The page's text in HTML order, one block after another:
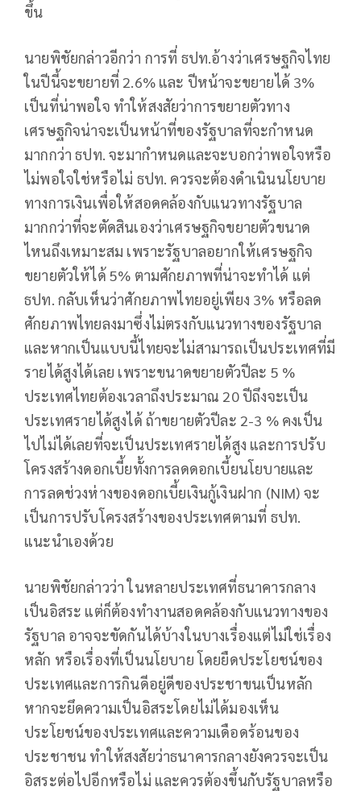
ขึ้น
นายพิชัยกล่าวอีกว่า การที่ ธปท.อ้างว่าเศรษฐกิจไทย
ในปีนี้จะขยายที่ 2.6% และ ปีหน้าจะขยายได้ 3%
เป็นที่น่าพอใจ ทำให้สงสัยว่าการขยายตัวทาง
เศรษฐกิจน่าจะเป็นหน้าที่ของรัฐบาลที่จะกำหนด
มากกว่า ธปท. จะมากำหนดและจะบอกว่าพอใจหรือ
ไม่พอใจใช่หรือไม่ ธปท. ควรจะต้องดำเนินนโยบาย
ทางการเงินเพื่อให้สอดคล้องกับแนวทางรัฐบาล
มากกว่าที่จะตัดสินเองว่าเศรษฐกิจขยายตัวขนาด
ไหนถึงเหมาะสม เพราะรัฐบาลอยากให้เศรษฐกิจ
ขยายตัวให้ได้ 5% ตามศักยภาพที่น่าจะทำได้ แต่
ธปท. กลับเห็นว่าศักยภาพไทยอยู่เพียง 3% หรือลด
ศักยภาพไทยลงมาซึ่งไม่ตรงกับแนวทางของรัฐบาล
และหากเป็นแบบนี้ไทยจะไม่สามารถเป็นประเทศที่มี
รายได้สูงได้เลย เพราะขนาดขยายตัวปีละ 5 %
ประเทศไทยต้องเวลาถึงประมาณ 20 ปีถึงจะเป็น
ประเทศรายได้สูงได้ ถ้าขยายตัวปีละ 2-3 % คงเป็น
ไปไม่ได้เลยที่จะเป็นประเทศรายได้สูง และการปรับ
โครงสร้างดอกเบี้ยทั้งการลดดอกเบี้ยนโยบายและ
การลดช่วงห่างของดอกเบี้ยเงินกู้เงินฝาก (NIM) จะ
เป็นการปรับโครงสร้างของประเทศตามที่ ธปท.
แนะนำเองด้วย
นายพิชัยกล่าวว่า ในหลายประเทศที่ธนาคารกลาง
เป็นอิสระ แต่ก็ต้องทำงานสอดคล้องกับแนวทางของ
รัฐบาล อาจจะขัดกันได้บ้างในบางเรื่องแต่ไม่ใช่เรื่อง
หลัก หรือเรื่องที่เป็นนโยบาย โดยยืดประโยชน์ของ
ประเทศและการกินดีอยู่ดีของประชาขนเป็นหลัก
หากจะยึดความเป็นอิสระโดยไม่ได้มองเห็น
ประโยชน์ของประเทศและความเดือดร้อนของ
ประชาชน ทำให้สงสัยว่าธนาคารกลางยังควรจะเป็น
อิสระต่อไปอีกหรือไม่ และควรต้องขึ้นกับรัฐบาลหรือ